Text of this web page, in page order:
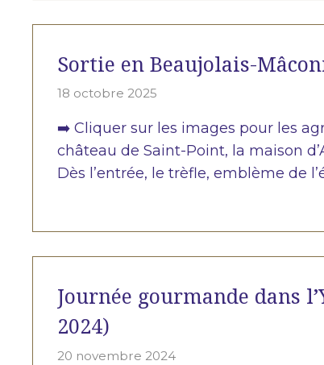
Sortie en Beaujolais-
18 octobre 2025
➡️ Cliquer sur les images pour les
château de Saint-Point, la maison
Dès l’entrée, le trèfle, emblème de
Journée gourmande dans
2024)
20 novembre 2024